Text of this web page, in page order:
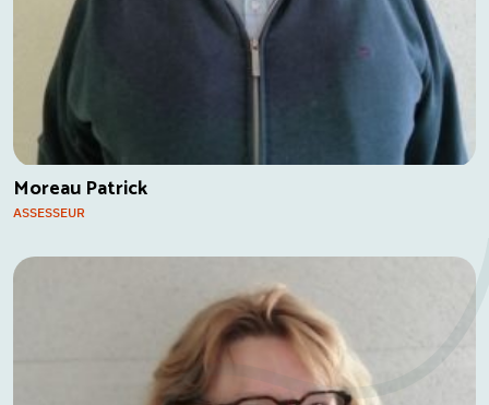
Moreau Patrick
ASSESSEUR